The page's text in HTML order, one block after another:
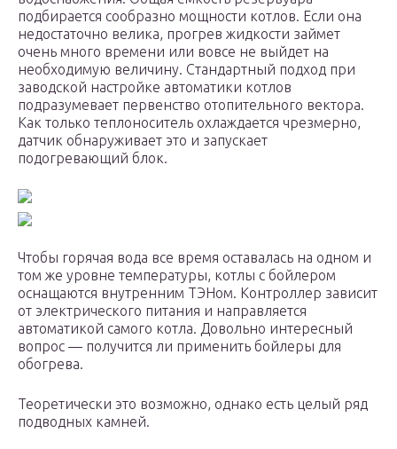
подбирается сообразно мощности котлов. Если она
недостаточно велика, прогрев жидкости займет
очень много времени или вовсе не выйдет на
необходимую величину. Стандартный подход при
заводской настройке автоматики котлов
подразумевает первенство отопительного вектора.
Как только теплоноситель охлаждается чрезмерно,
датчик обнаруживает это и запускает
подогревающий блок.
Чтобы горячая вода все время оставалась на одном и
том же уровне температуры, котлы с бойлером
оснащаются внутренним ТЭНом. Контроллер зависит
от электрического питания и направляется
автоматикой самого котла. Довольно интересный
вопрос — получится ли применить бойлеры для
обогрева.
Теоретически это возможно, однако есть целый ряд
подводных камней.